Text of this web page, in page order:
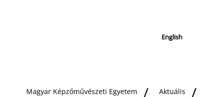
English
Magyar Képzőművészeti Egyetem
Aktuális